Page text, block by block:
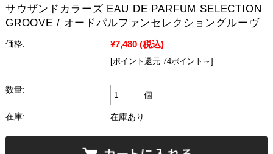
サウザンドカラーズ EAU DE PARFUM SELECTION
GROOVE / オードパルファンセレクショングルーヴ
価格: ¥7,480 (税込)
[ポイント還元 74ポイント～]
数量:
個
在庫: 在庫あり